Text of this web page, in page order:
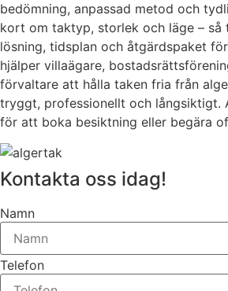
bedömning, anpassad metod och
kort om taktyp, storlek och läge – så
lösning, tidsplan och åtgärdspaket
hjälper villaägare,
förvaltare att hålla taken fria från
tryggt, professionellt och långsiktigt.
för att boka besiktning eller begära
Kontakta oss idag!
Namn
Telefon